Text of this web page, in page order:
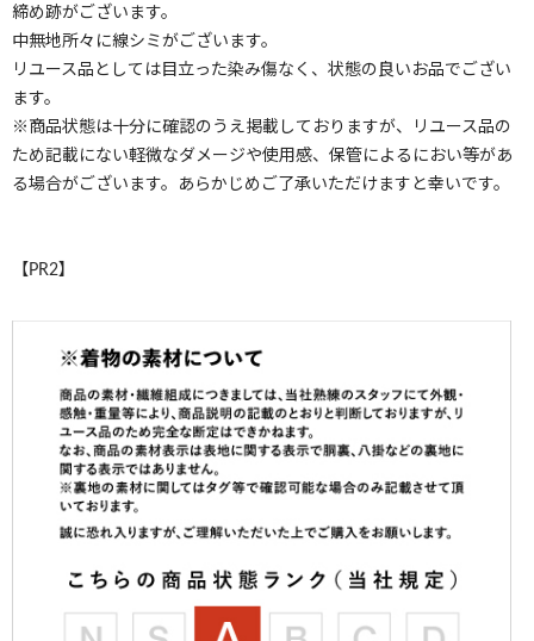
締め跡がございます。
中無地所々に線シミがございます。
リユース品としては目立った染み傷なく、状態の良いお品でござい
ます。
※商品状態は十分に確認のうえ掲載しておりますが、リユース品の
ため記載にない軽微なダメージや使用感、保管によるにおい等があ
る場合がございます。あらかじめご了承いただけますと幸いです。
【PR2】